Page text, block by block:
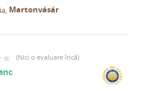
Martonvásár
(Nici o evaluare încă)